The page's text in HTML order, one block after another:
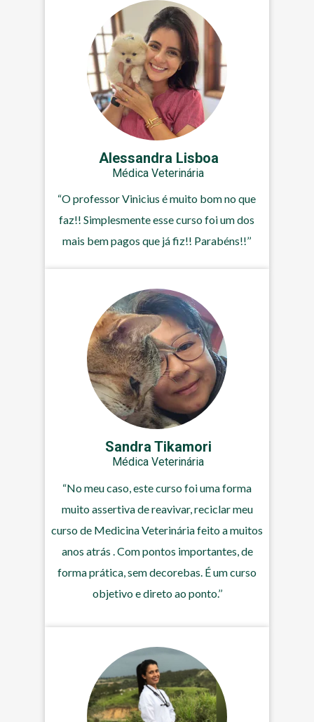
“O professor Vinicius é muito bom no que
faz!! Simplesmente esse curso foi um dos
mais bem pagos que já fiz!! Parabéns!!’’
Médica Veterinária
Alessandra Lisboa
“No meu caso, este curso foi uma forma
muito assertiva de reavivar, reciclar meu
curso de Medicina Veterinária feito a muitos
anos atrás . Com pontos importantes, de
forma prática, sem decorebas. É um curso
objetivo e direto ao ponto.’’
Médica Veterinária
Sandra Tikamori